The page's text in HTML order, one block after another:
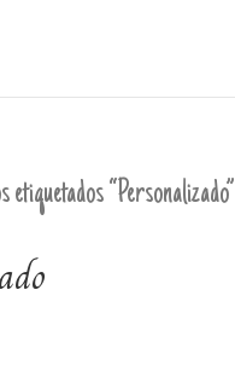
“Personalizado”